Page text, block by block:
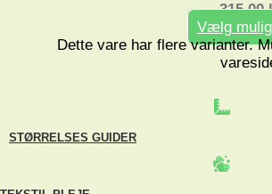
315,00
Vælg
Dette vare har flere varianter.
STØRRELSES GUIDER